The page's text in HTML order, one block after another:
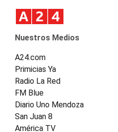
Nuestros Medios
A24.com
Primicias Ya
Radio La Red
FM Blue
Diario Uno Mendoza
San Juan 8
América TV